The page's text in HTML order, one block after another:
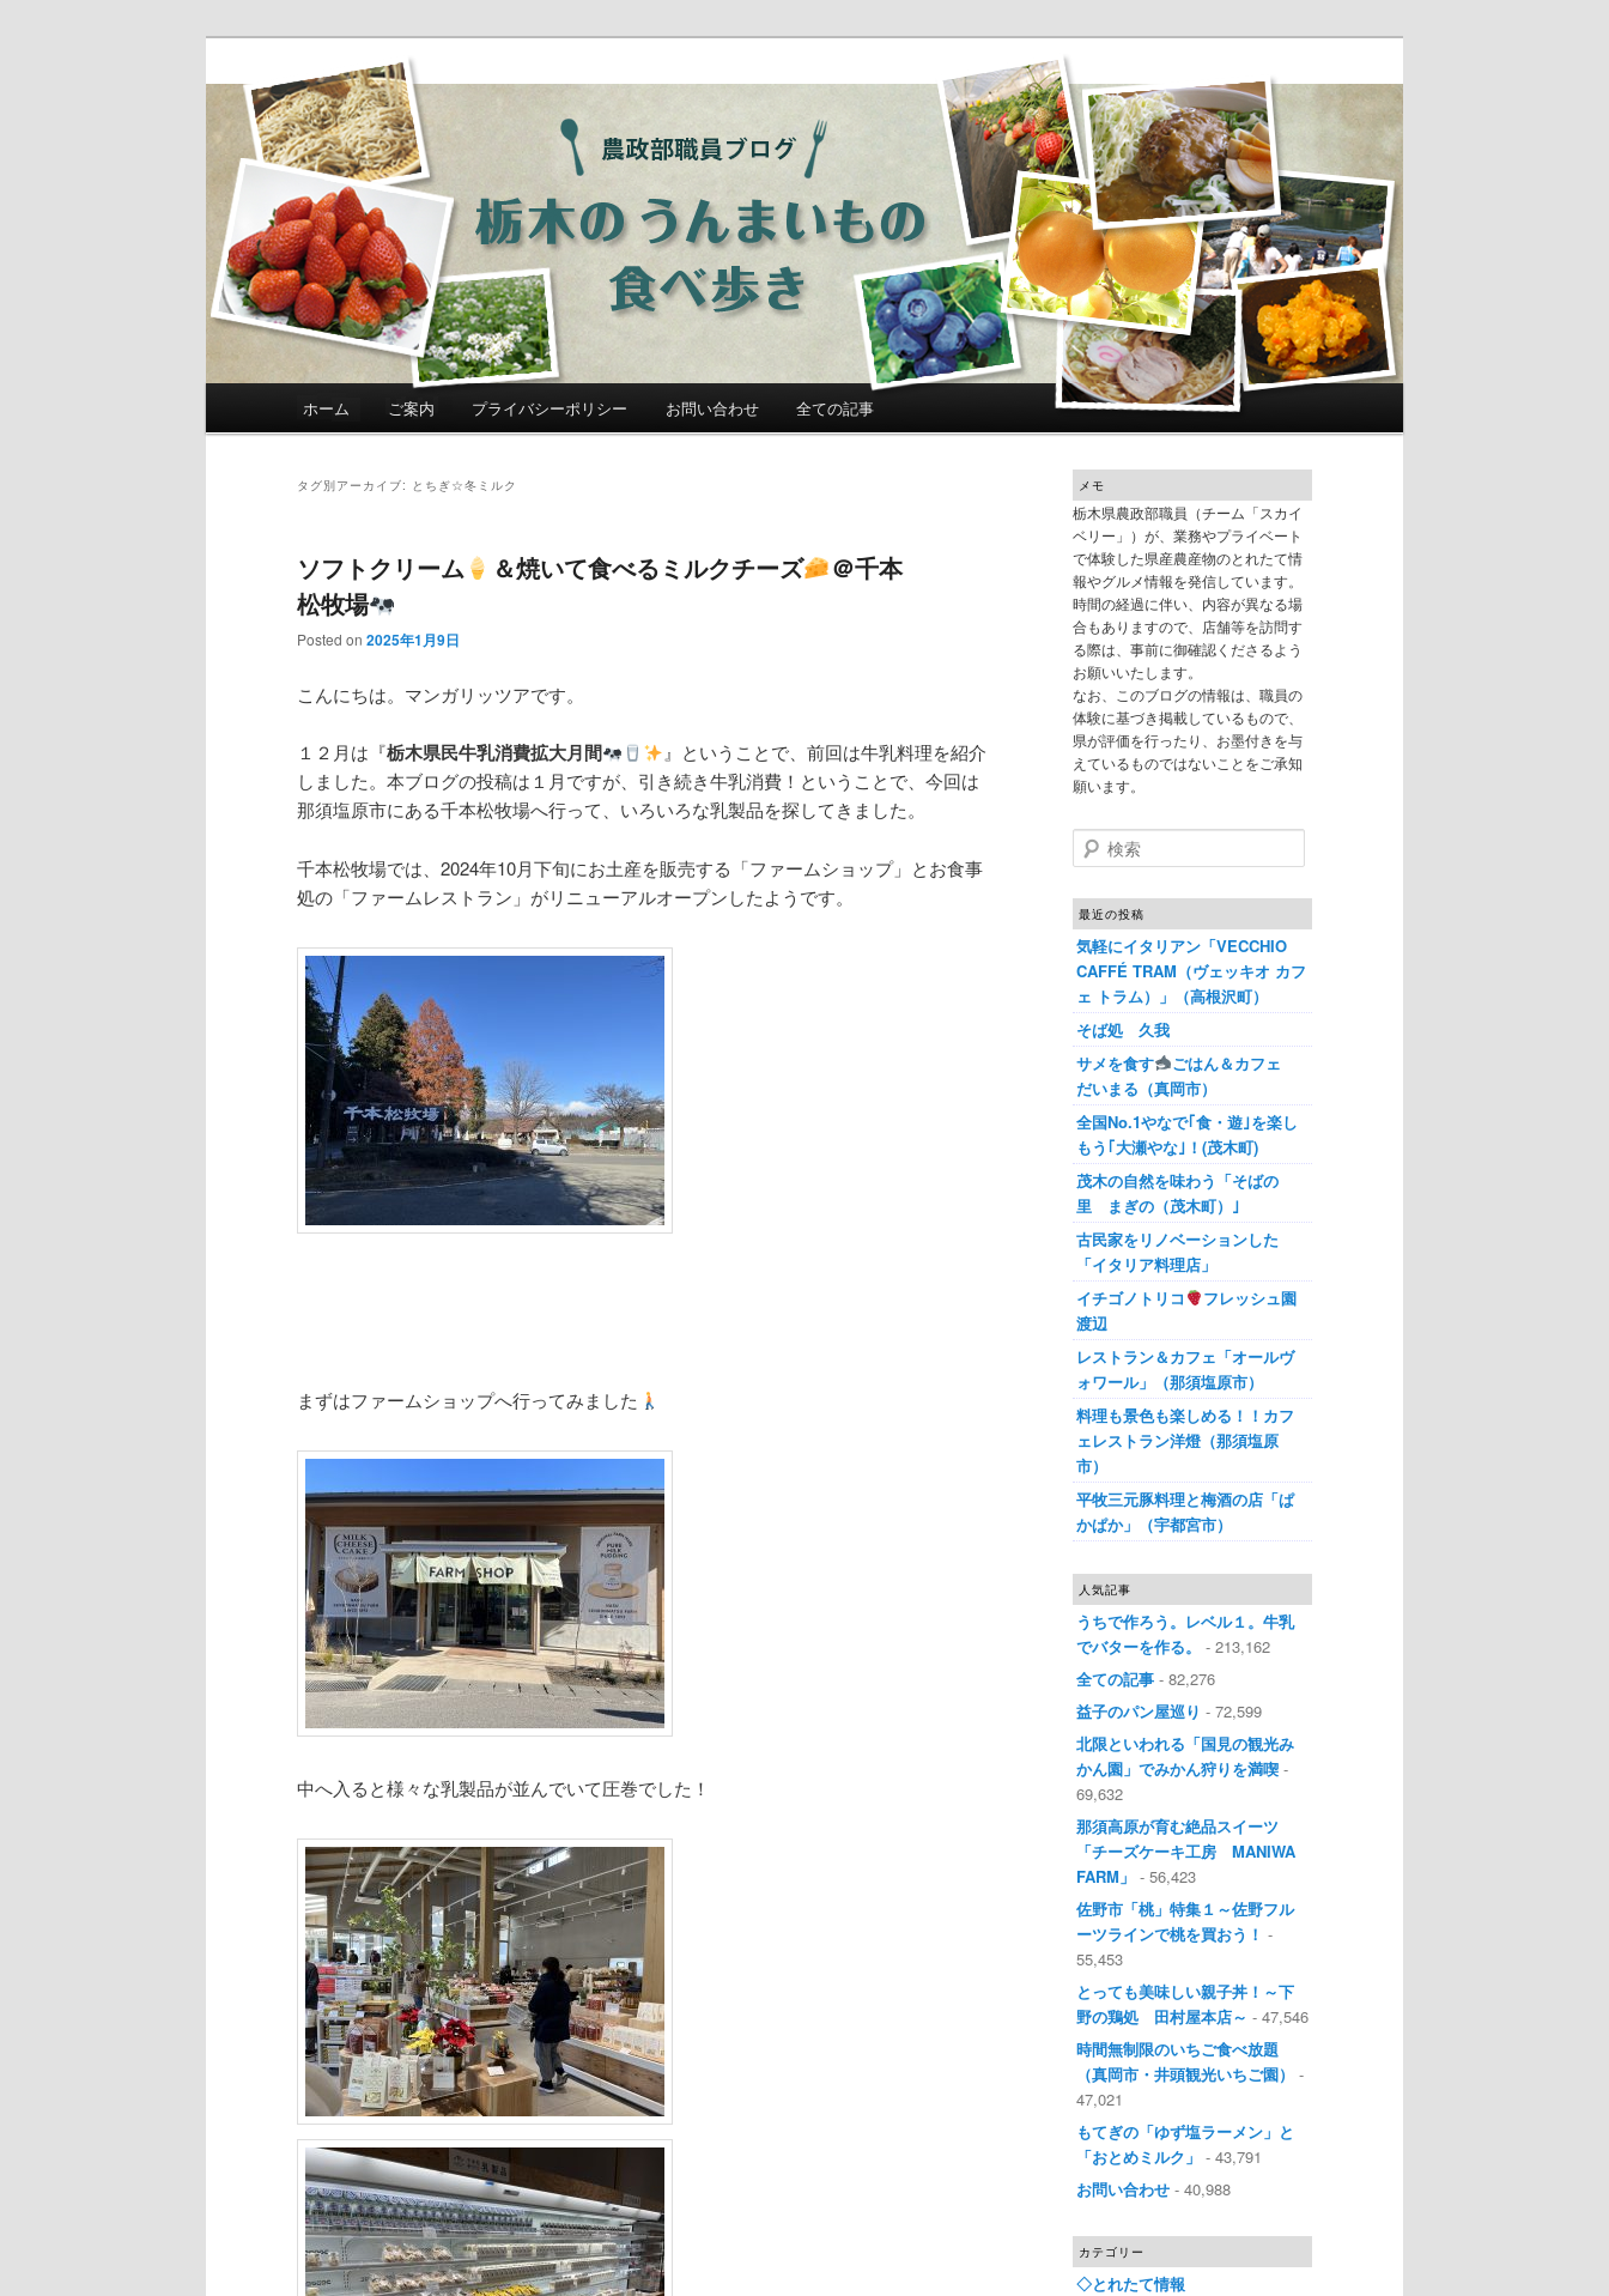
農政部職員ブログ「栃木のうんまいもの食べ歩
き」
メインコンテンツへ移動
サブコンテンツへ移動
ホーム ご案内 プライバシーポリシー お問い合わせ 全ての記事
タグ別アーカイブ: とちぎ☆冬ミルク
ソフトクリーム ＆焼いて食べるミルクチーズ
＠千本
松牧場
Posted on 2025年1月9日
こんにちは。マンガリッツアです。
１２月は『栃木県民牛乳消費拡大月間
』ということで、前回は牛乳料理を紹介
しました。本ブログの投稿は１月ですが、引き続き牛乳消費！ということで、今回は
那須塩原市にある千本松牧場へ行って、いろいろな乳製品を探してきました。
千本松牧場では、2024年10月下旬にお土産を販売する「ファームショップ」とお食事
処の「ファームレストラン」がリニューアルオープンしたようです。
まずはファームショップへ行ってみました
中へ入ると様々な乳製品が並んでいて圧巻でした！
メモ
栃木県農政部職員（チーム「スカイ
ベリー」）が、業務やプライベート
で体験した県産農産物のとれたて情
報やグルメ情報を発信しています。
時間の経過に伴い、内容が異なる場
合もありますので、店舗等を訪問す
る際は、事前に御確認くださるよう
お願いいたします。
なお、このブログの情報は、職員の
体験に基づき掲載しているもので、
県が評価を行ったり、お墨付きを与
えているものではないことをご承知
願います。
検索
最近の投稿
気軽にイタリアン「VECCHIO
CAFFÉ TRAM（ヴェッキオ カフ
ェ トラム）」（高根沢町）
そば処 久我
サメを食す
ごはん＆カフェ
だいまる（真岡市）
全国No.1やなで｢食・遊｣を楽し
もう｢大瀬やな｣！(茂木町)
茂木の自然を味わう「そばの
里 まぎの（茂木町）｣
古民家をリノベーションした
「イタリア料理店」
イチゴノトリコ
フレッシュ園
渡辺
レストラン＆カフェ「オールヴ
ォワール」（那須塩原市）
料理も景色も楽しめる！！カフ
ェレストラン洋燈（那須塩原
市）
平牧三元豚料理と梅酒の店「ぱ
かぱか」（宇都宮市）
人気記事
うちで作ろう。レベル１。牛乳
でバターを作る。
- 213,162
全ての記事 - 82,276
益子のパン屋巡り - 72,599
北限といわれる「国見の観光み
かん園」でみかん狩りを満喫 -
69,632
那須高原が育む絶品スイーツ
「チーズケーキ工房 MANIWA
FARM」 - 56,423
佐野市「桃」特集１～佐野フル
ーツラインで桃を買おう！ -
55,453
とっても美味しい親子丼！～下
野の鶏処 田村屋本店～ - 47,546
時間無制限のいちご食べ放題
（真岡市・井頭観光いちご園）
-
47,021
もてぎの「ゆず塩ラーメン」と
「おとめミルク」 - 43,791
お問い合わせ - 40,988
カテゴリー
◇とれたて情報